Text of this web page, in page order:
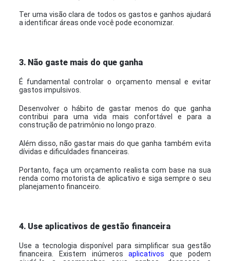
Ter uma visão clara de todos os gastos e ganhos ajudará
a identificar áreas onde você pode economizar.
3. Não gaste mais do que ganha
É fundamental controlar o orçamento mensal e evitar
gastos impulsivos.
Desenvolver o hábito de gastar menos do que ganha
contribui para uma vida mais confortável e para a
construção de patrimônio no longo prazo.
Além disso, não gastar mais do que ganha também evita
dívidas e dificuldades financeiras.
Portanto, faça um orçamento realista com base na sua
renda como motorista de aplicativo e siga sempre o seu
planejamento financeiro.
4. Use aplicativos de gestão financeira
Use a tecnologia disponível para simplificar sua gestão
financeira. Existem inúmerosaplicativos que podem